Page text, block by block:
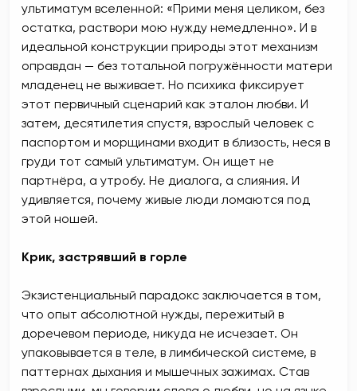
ультиматум вселенной: «Прими меня целиком, без
остатка, раствори мою нужду немедленно». И в
идеальной конструкции природы этот механизм
оправдан — без тотальной погружённости матери
младенец не выживает. Но психика фиксирует
этот первичный сценарий как эталон любви. И
затем, десятилетия спустя, взрослый человек с
паспортом и морщинами входит в близость, неся в
груди тот самый ультиматум. Он ищет не
партнёра, а утробу. Не диалога, а слияния. И
удивляется, почему живые люди ломаются под
этой ношей.
Крик, застрявший в горле
Экзистенциальный парадокс заключается в том,
что опыт абсолютной нужды, пережитый в
доречевом периоде, никуда не исчезает. Он
упаковывается в теле, в лимбической системе, в
паттернах дыхания и мышечных зажимах. Став